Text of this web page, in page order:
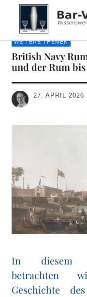
Bar-
WEITERE THEMEN
British Navy
und der Rum bis
27. APRIL 2026
In diesem
betrachten
Geschichte